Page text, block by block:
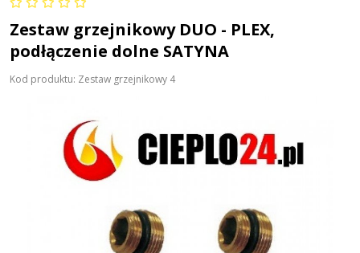
Zestaw grzejnikowy DUO - PLEX,
podłączenie dolne SATYNA
Kod produktu: Zestaw grzejnikowy 4